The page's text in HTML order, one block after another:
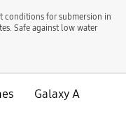
conditions for submersion in
Safe against low water
Galaxy A